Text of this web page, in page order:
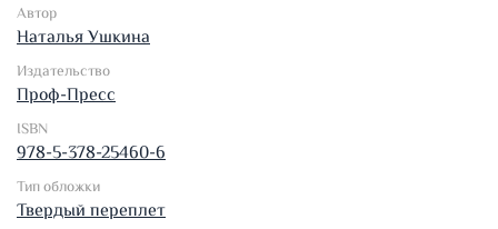
Автор
Наталья Ушкина
Издательство
Проф-Пресс
ISBN
978-5-378-25460-6
Тип обложки
Твердый переплет